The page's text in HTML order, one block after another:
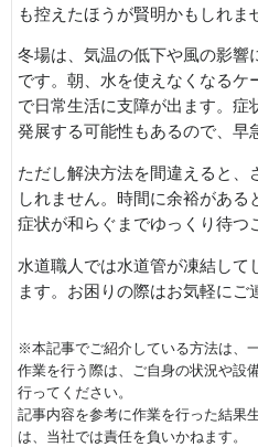
も控えたほうが賢明かもしれま
冬場は、気温の低下や風の影響
です。朝、水を使えなくなるケ
で日常生活に支障が出ます。症
発展する可能性もあるので、早
ただし解決方法を間違えると、
しれません。時間に余裕がある
症状が和らぐまでゆっくり待つ
水道職人では水道管が凍結して
ます。お困りの際はお気軽にご
※本記事でご紹介している方法は、
作業を行う際は、ご自身の状況や設
行ってください。
記事内容を参考に作業を行った結果
は、当社では責任を負いかねます。